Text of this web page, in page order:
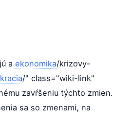
a ekonomika/krizovy-
/" class="wiki-link"
zavŕšeniu týchto zmien.
sa so zmenami, na